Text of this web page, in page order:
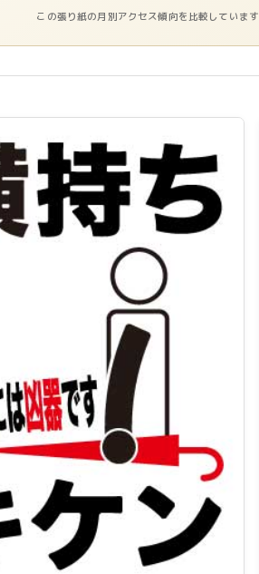
この張り紙の月別アクセス傾向を比較しています